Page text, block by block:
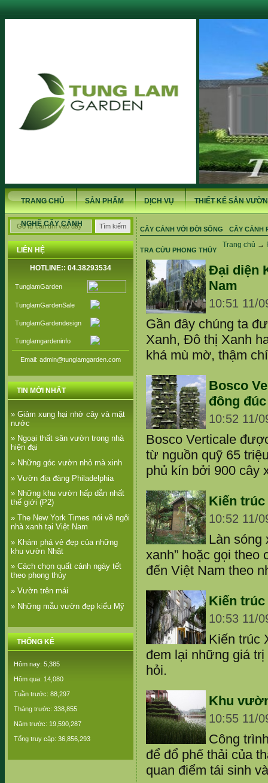
TRANG CHỦ SẢN PHẨM DỊCH VỤ THIẾT KẾ SÂN VƯỜN
NGHỀ CÂY CẢNH
LIÊN HỆ
HOTLINE:: 04.38293534
TunglamGarden
TunglamGardenSale
TunglamGardendesign
Tunglamgardeninfo
Email: admin@tunglamgarden.com
TIN MỚI NHẤT
» Giảm xung hại nhờ cây và mặt
nước
» Ngoại thất sân vườn trong nhà
hiện đại
» Những góc vườn nhỏ mà xinh
» Vườn địa đàng Philadelphia
» Những khu vườn hấp dẫn nhất
thế giới (P2)
» The New York Times nói về ngôi
nhà xanh tại Việt Nam
» Khám phá vẻ đẹp của những
khu vườn Nhật
» Cách chọn quất cảnh ngày tết
theo phong thủy
» Vườn trên mái
» Những mẫu vườn đẹp kiểu Mỹ
THỐNG KÊ
Hôm nay: 5,385
Hôm qua: 14,080
Tuần trước: 88,297
Tháng trước: 338,855
Năm trước: 19,590,287
Tổng truy cập: 36,856,293
CÂY CẢNH VỚI ĐỜI SỐNG CÂY CẢNH
TRA CỨU PHONG THỦY
Trang chủ →
Đại diện
Nam
10:51 11/
Gần đây chúng ta
Xanh, Đô thị Xanh
khá mù mờ, thậm
Bosco
đông đúc
10:52 11/
Bosco Verticale
từ nguồn quỹ 65
phủ kín bởi 900 cây
Kiến
10:52 11/
Làn sóng
xanh” hoặc gọi theo
đến Việt Nam theo
Kiến
10:53 11/
Kiến trúc
đem lại những giá
hỏi.
Khu
10:55 11/
Công
để đổ phế thải của
quan điểm tái sinh